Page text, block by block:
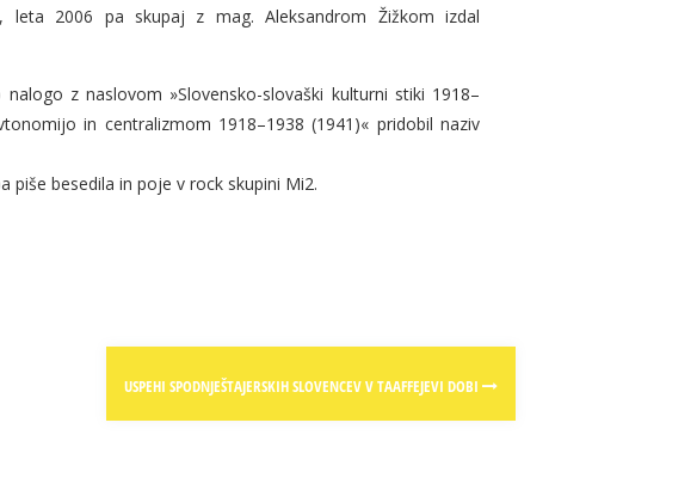
2006 pa skupaj z mag. Aleksandrom Žižkom izdal
z naslovom »Slovensko-slovaški kulturni stiki 1918–
in centralizmom 1918–1938 (1941)« pridobil naziv
piše besedila in poje v rock skupini Mi2.
USPEHI SPODNJEŠTAJERSKIH SLOVENCEV V TAAFFEJEVI DOBI